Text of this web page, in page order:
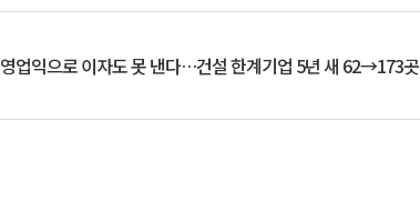
영업익으로 이자도 못 낸다…건설 한계기업 5년 새 62→173곳